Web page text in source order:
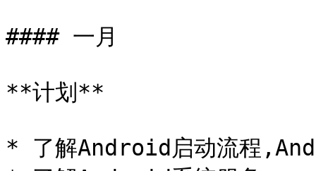
#### 一月
**计划**
* 了解Android启动流程